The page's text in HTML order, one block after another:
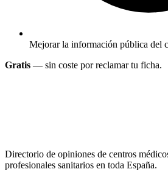
Mejorar la información pública del
Gratis — sin coste por reclamar tu ficha.
Directorio de opiniones de centros
profesionales sanitarios en toda España.